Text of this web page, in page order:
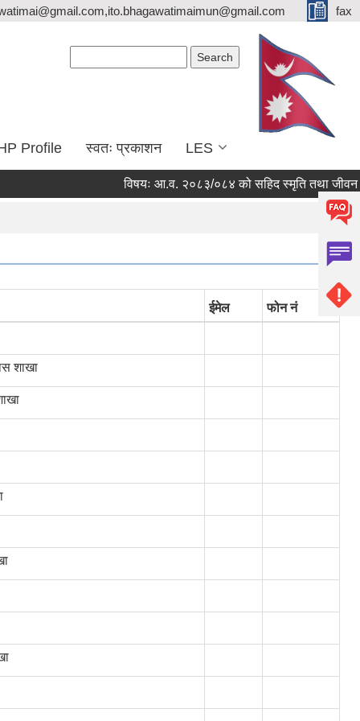
fax
Profile स्वतः प्रकाशन LES
विषयः आ.व. २०८३/०८४ को सहिद स्मृति तथा जीवन
ईमेल फोन नं
शाखा